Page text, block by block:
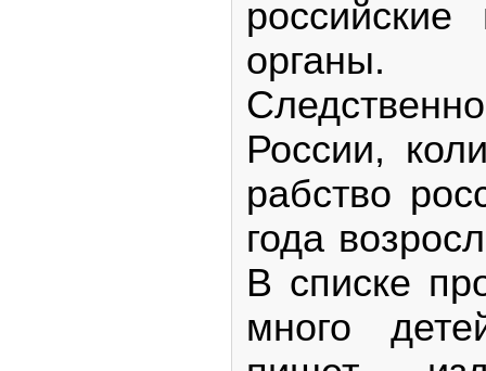
российские
России,
рабство
года
В списке
много